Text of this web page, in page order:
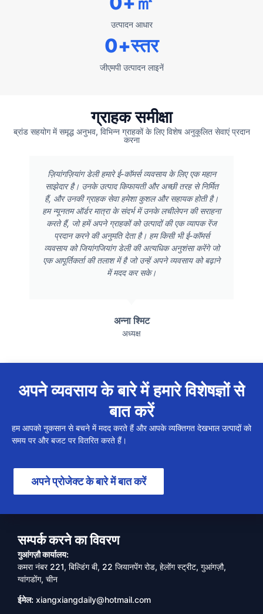
उत्पादन आधार
जीएमपी उत्पादन लाइनें
0+स्तर
ग्राहक समीक्षा
ब्रांड सहयोग में समृद्ध अनुभव, विभिन्न ग्राहकों के लिए विशेष अनुकूलित सेवाएं प्रदान
करना
ज़ियांगज़ियांग डेली हमारे ई-कॉमर्स व्यवसाय के लिए एक महान
साझेदार है। उनके उत्पाद किफायती और अच्छी तरह से निर्मित
हैं, और उनकी ग्राहक सेवा हमेशा कुशल और सहायक होती है।
हम न्यूनतम ऑर्डर मात्रा के संदर्भ में उनके लचीलेपन की सराहना
करते हैं, जो हमें अपने ग्राहकों को उत्पादों की एक व्यापक रेंज
प्रदान करने की अनुमति देता है। हम किसी भी ई-कॉमर्स
व्यवसाय को जियांगजियांग डेली की अत्यधिक अनुशंसा करेंगे जो
एक आपूर्तिकर्ता की तलाश में है जो उन्हें अपने व्यवसाय को बढ़ाने
में मदद कर सके।
अन्ना श्मिट
अध्यक्ष
अपने व्यवसाय के बारे में हमारे विशेषज्ञों से
बात करें
हम आपको नुकसान से बचने में मदद करते हैं और आपके व्यक्तिगत देखभाल उत्पादों को
समय पर और बजट पर वितरित करते हैं।
अपने प्रोजेक्ट के बारे में बात करें
सम्पर्क करने का विवरण
गुआंगज़ौ कार्यालय:
कमरा नंबर 221, बिल्डिंग बी, 22 जियानपेंग रोड, हेलोंग स्ट्रीट, गुआंगज़ौ,
ग्वांगडोंग, चीन
ईमेल: xiangxiangdaily@hotmail.com